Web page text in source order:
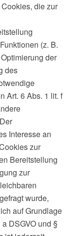
die zur
(z. B.
der
des
Art. 6 Abs. 1 lit. f
Interesse an
zur
Bereitstellung
zur
wurde,
auf Grundlage
DSGVO und §